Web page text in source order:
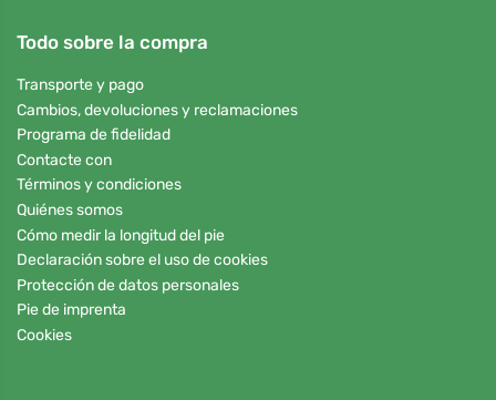
Todo sobre la compra
Transporte y pago
Cambios, devoluciones y reclamaciones
Programa de fidelidad
Contacte con
Términos y condiciones
Quiénes somos
Cómo medir la longitud del pie
Declaración sobre el uso de cookies
Protección de datos personales
Pie de imprenta
Cookies